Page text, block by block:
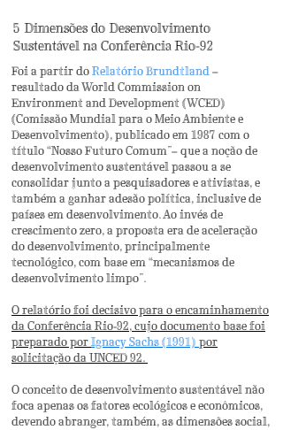
5 Dimensões do Desenvolvimento
Sustentável na Conferência Rio-92
Foi a partir doRelatório Brundtland–
resultado daWorld Commission on
Environment and Development (WCED)
(Comissão Mundial para o Meio Ambiente e
Desenvolvimento), publicadoem 1987 com o
título “Nosso Futuro Comum”– que a noção de
desenvolvimento sustentável passou a se
consolidar junto a pesquisadores e ativistas, e
também a ganhar adesão política, inclusive de
países em desenvolvimento. Ao invés de
crescimento zero, a proposta era de aceleração
do desenvolvimento, principalmente
tecnológico, com base em “mecanismos de
desenvolvimento limpo”.
O relatório foi decisivo para o encaminhamento
da Conferência Rio-92, cujo documento base foi
preparado porIgnacy Sachs (1991) por
solicitação da UNCED 92.
O conceito de desenvolvimento sustentável não
foca apenas os fatores ecológicos e econômicos,
devendo abranger, também, as dimensões social,